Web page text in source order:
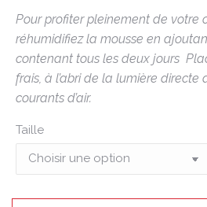
Pour profiter pleinement de votre
réhumidifiez la mousse en
contenant tous les deux jours
frais, à l’abri de la lumière directe
courants d’air.
Taille